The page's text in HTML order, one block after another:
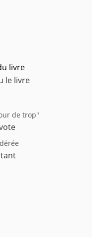
livre
le livre
de trop"